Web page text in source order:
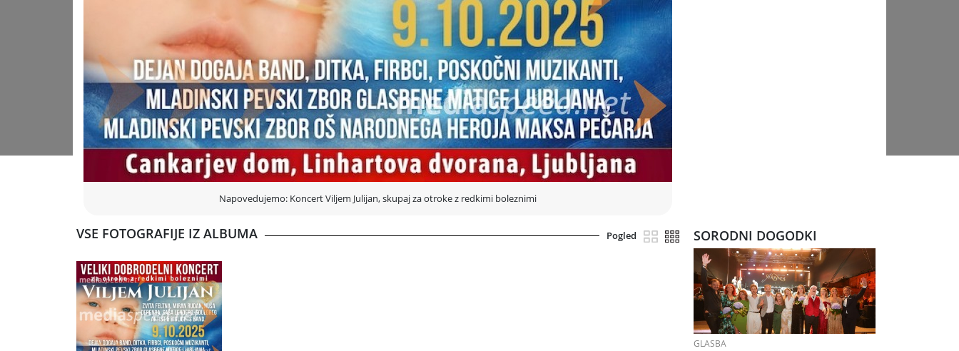
Vstopnice za koncert so že na voljo na Eventimovih prodajnih mestih, vsa sredstva, zbrana s prodajo kart, pa bodo v celoti namenjena
Otrokom z redkimi boleznimi lahko pomagate z donacijo z SMS s ključno besedo VJ5 ali VJ10 na 1919 ali z nakazilom na TRR Društva Viljem
Julijan SI56 0400 1004 6908 898 (Dobrodelni Sklad Viljem Julijan za otroke z redkimi boleznimi).
Napovedujemo: Koncert Viljem Julijan, skupaj za otroke z redkimi boleznimi
VSE FOTOGRAFIJE IZ ALBUMA Pogled SORODNI DOGODKI
GLASBA